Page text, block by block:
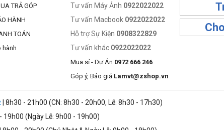
chơi mới cũng có thể thực hiện các cú lộn, lướt và các động tác nhào
TRẢ GÓP
HÀNH
TOÁN
hành
Tư vấn Máy Ảnh 0922022022
Tư vấn Macbook 0922022022
Hỗ trợ Sự Kiện 0908322829
Tư vấn khác 0922022022
Mua sỉ - Dự Án 0972 666 246
Góp ý, Báo giá Lamvt@zshop.vn
| 8h30 - 21h00 (CN: 8h30 - 20h00, Lễ: 8h30 - 17h30)
- 19h00 (Ngày Lễ: 9h00 - 19h00)